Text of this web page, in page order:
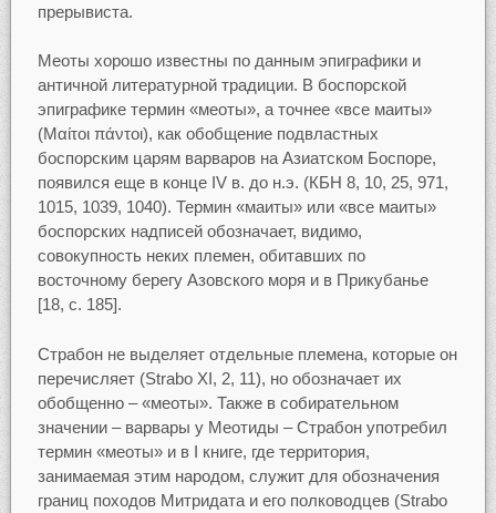
прерывиста.
Меоты хорошо известны по данным эпиграфики и
античной литературной традиции. В боспорской
эпиграфике термин «меоты», а точнее «все маиты»
(Μαίτοι πάντοι), как обобщение подвластных
боспорским царям варваров на Азиатском Боспоре,
появился еще в конце IV в. до н.э. (КБН 8, 10, 25, 971,
1015, 1039, 1040). Термин «маиты» или «все маиты»
боспорских надписей обозначает, видимо,
совокупность неких племен, обитавших по
восточному берегу Азовского моря и в Прикубанье
[18, c. 185].
Страбон не выделяет отдельные племена, которые он
перечисляет (Strabo XI, 2, 11), но обозначает их
обобщенно – «меоты». Также в собирательном
значении – варвары у Меотиды – Страбон употребил
термин «меоты» и в I книге, где территория,
занимаемая этим народом, служит для обозначения
границ походов Митридата и его полководцев (Strabo